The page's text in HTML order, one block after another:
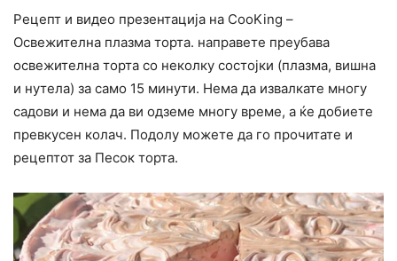
Рецепт и видео презентација на CooKing –
Освежителна плазма торта. направете преубава
освежителна торта со неколку состојки (плазма, вишна
и нутела) за само 15 минути. Нема да извалкате многу
садови и нема да ви одземе многу време, а ќе добиете
превкусен колач. Подолу можете да го прочитате и
рецептот за Песок торта.